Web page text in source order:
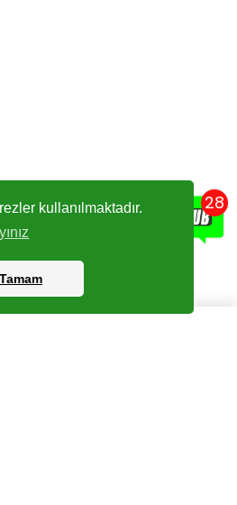
kullanılmaktadır.
Tamam
28